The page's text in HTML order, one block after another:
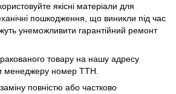
якісні матеріали для
пошкодження, що виникли під час
унеможливити гарантійний ремонт
товару на нашу адресу
менеджеру номер ТТН.
повністю або частково